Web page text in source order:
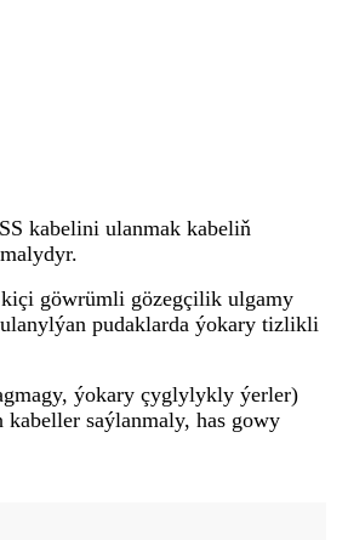
kabelini ulanmak kabeliň
göwrümli gözegçilik ulgamy
pudaklarda ýokary tizlikli
ýokary çyglylykly ýerler)
saýlanmaly, has gowy